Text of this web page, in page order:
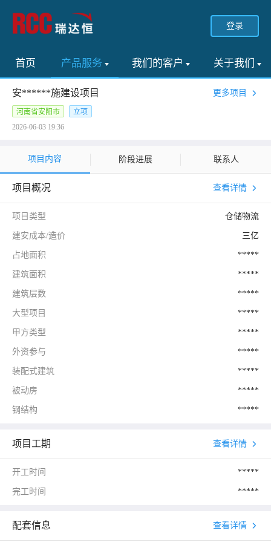
登录
首页 产品服务 我们的客户 关于我们
安******施建设项目 更多项目
河南省安阳市
立项
2026-06-03 19:36
项目内容 阶段进展 联系人
项目概况 查看详情
项目类型 仓储物流
建安成本/造价 三亿
占地面积 *****
建筑面积 *****
建筑层数 *****
大型项目 *****
甲方类型 *****
外资参与 *****
装配式建筑 *****
被动房 *****
钢结构 *****
项目工期 查看详情
开工时间 *****
完工时间 *****
配套信息 查看详情